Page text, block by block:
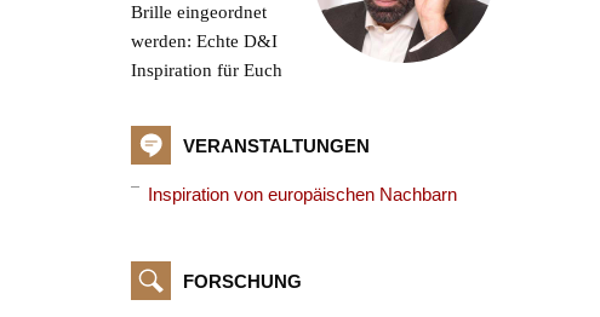
Brille eingeordnet
werden: Echte D&I
Inspiration für Euch
VERANSTALTUNGEN
Inspiration von europäischen Nachbarn
FORSCHUNG